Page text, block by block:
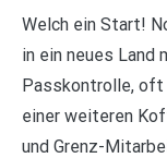
Welch ein Start!
in ein neues Land
Passkontrolle,
einer weiteren
und Grenz-